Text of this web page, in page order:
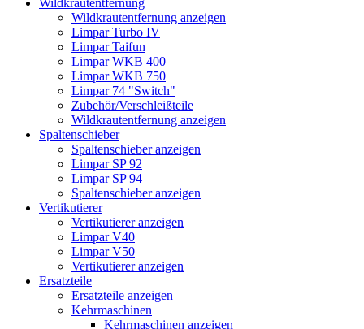
Wildkrautentfernung
Wildkrautentfernung anzeigen
Limpar Turbo IV
Limpar Taifun
Limpar WKB 400
Limpar WKB 750
Limpar 74 "Switch"
Zubehör/Verschleißteile
Wildkrautentfernung anzeigen
Spaltenschieber
Spaltenschieber anzeigen
Limpar SP 92
Limpar SP 94
Spaltenschieber anzeigen
Vertikutierer
Vertikutierer anzeigen
Limpar V40
Limpar V50
Vertikutierer anzeigen
Ersatzteile
Ersatzteile anzeigen
Kehrmaschinen
Kehrmaschinen anzeigen